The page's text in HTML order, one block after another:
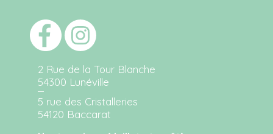
2 Rue de la Tour Blanche
54300 Lunéville
5 rue des Cristalleries
54120 Baccarat